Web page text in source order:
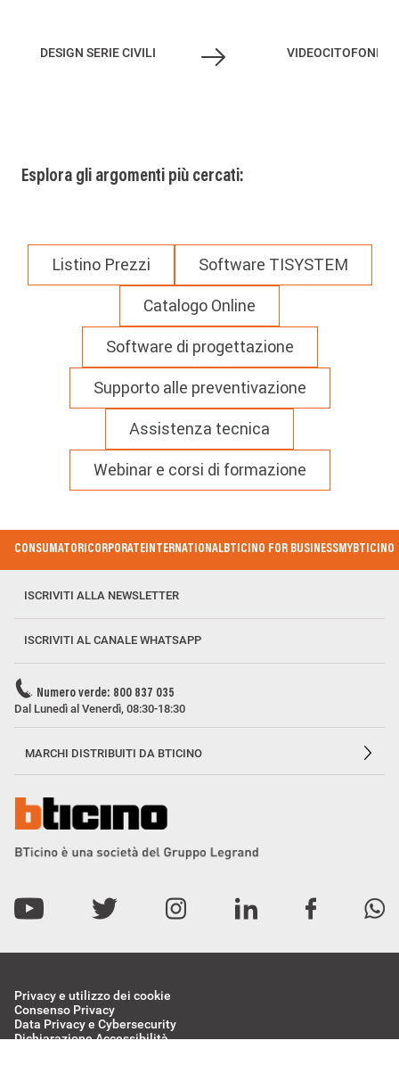
DESIGN SERIE CIVILI VIDEOCITOFONIA
Esplora gli argomenti più cercati:
Listino Prezzi
Software TISYSTEM
Catalogo Online
Software di progettazione
Supporto alle preventivazione
Assistenza tecnica
Webinar e corsi di formazione
Footer
CONSUMATORICORPORATEINTERNATIONALBTICINO FOR BUSINESSMYBTICINO
ISCRIVITI ALLA NEWSLETTER
ISCRIVITI AL CANALE WHATSAPP
Numero verde: 800 837 035
Dal Lunedì al Venerdì, 08:30-18:30
MARCHI DISTRIBUITI DA BTICINO
Privacy e utilizzo dei cookie
Consenso Privacy
Data Privacy e Cybersecurity
Dichiarazione Accessibilità